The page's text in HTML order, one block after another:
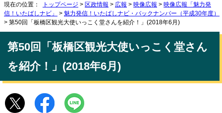
現在の位置： トップページ > 区政情報 > 広報 > 映像広報 > 映像広報「魅力発
信！いたばしナビ」
> 魅力発信！いたばしナビ・バックナンバー（平成30年度）
> 第50回「板橋区観光大使いっこく堂さんを紹介！」(2018年6月)
第50回「板橋区観光大使いっこく堂さん
を紹介！」(2018年6月)